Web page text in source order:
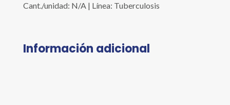
Cant./unidad: N/A | Línea: Tuberculosis
Información adicional